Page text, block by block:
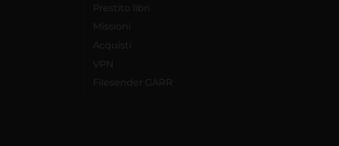
Prestito libri
Missioni
Acquisti
VPN
Filesender GARR